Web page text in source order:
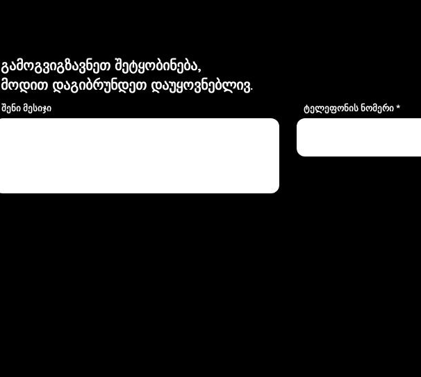
გამოგვიგზავნეთ შეტყობინება,
მოდით დაგიბრუნდეთ დაუყოვნებლივ.
შენი მესიჯი ტელეფონის ნომერი